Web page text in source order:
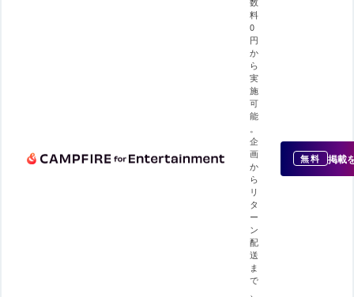
料
0
円
か
ら
実
施
可
能
企
画
か
ら
リ
タ
ー
ン
配
送
ま
で
無料 掲載